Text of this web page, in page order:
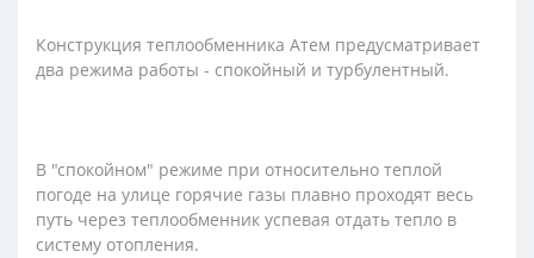
Конструкция теплообменника Атем предусматривает
два режима работы - спокойный и турбулентный.
В "спокойном" режиме при относительно теплой
погоде на улице горячие газы плавно проходят весь
путь через теплообменник успевая отдать тепло в
систему отопления.